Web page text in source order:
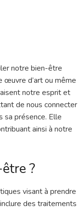
notre bien-être
œuvre d’art ou même
notre esprit et
de nous connecter
sa présence. Elle
ainsi à notre
?
visant à prendre
des traitements